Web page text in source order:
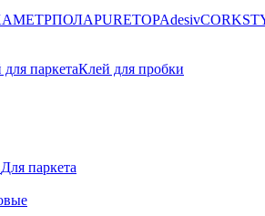
МЕТРПОЛАPURETOPAdesiv
паркетаКлей для пробки
Для паркета